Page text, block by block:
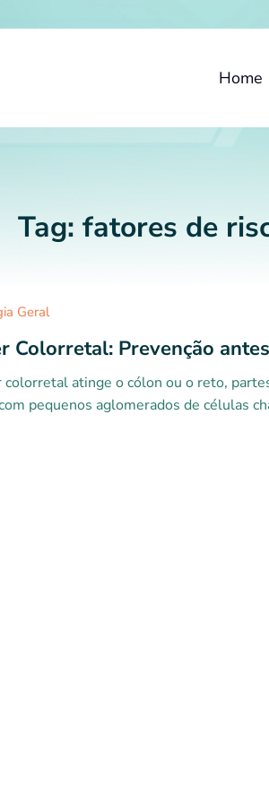
Home
Tag: fatores de
Geral
Colorretal: Prevenção
colorretal atinge o cólon ou o reto,
pequenos aglomerados de células